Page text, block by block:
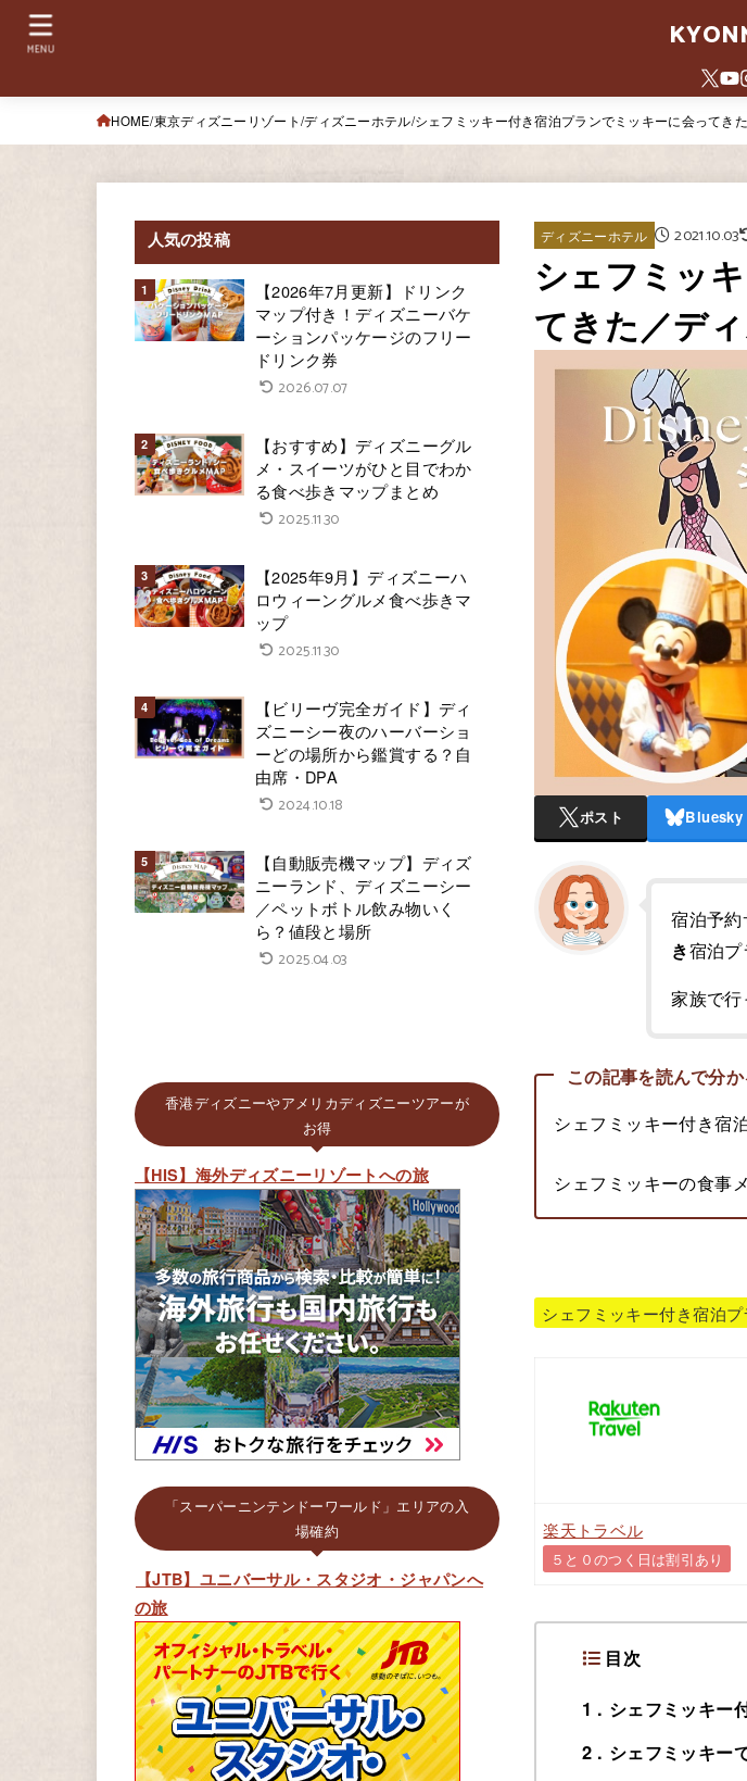
MENU
HOME 東京ディズニーリゾート ディズニーホテル シェフミッキー付き宿泊プランでミッキーに会ってき
ディズニーホテル 2021.10.03
シェフミッ
てきた／デ
ポスト Bluesky
宿泊予約
き宿泊プ
家族で
この記事を読んで分
シェフミッキー付き宿
シェフミッキーの食事
シェフミッキー付き宿泊プ
楽天トラベル
５と０のつく日は割引あり
目次
1
シェフミッキー
2
シェフミッキー
人気の投稿
【2026年7月更新】ドリンク
マップ付き！ディズニーバケ
ーションパッケージのフリー
ドリンク券
2026.07.07
【おすすめ】ディズニーグル
メ・スイーツがひと目でわか
る食べ歩きマップまとめ
2025.11.30
【2025年9月】ディズニーハ
ロウィーングルメ食べ歩きマ
ップ
2025.11.30
【ビリーヴ完全ガイド】ディ
ズニーシー夜のハーバーショ
ーどの場所から鑑賞する？自
由席・DPA
2024.10.18
【自動販売機マップ】ディズ
ニーランド、ディズニーシー
／ペットボトル飲み物いく
ら？値段と場所
2025.04.03
香港ディズニーやアメリカディズニーツアーが
お得
【HIS】海外ディズニーリゾートへの旅
「スーパーニンテンドーワールド」エリアの入
場確約
【JTB】ユニバーサル・スタジオ・ジャパンへ
の旅